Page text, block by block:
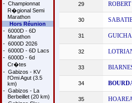
- Championnat
R�gional Semi
Marathon
Hors Réunion
- 6000D - 6D
Marathon
- 6000D 2026
- 6000D - 6D Lacs
- 6000D - 6d
Cr�tes
- Gabizos - KV
l'Omi Agut (3.5
km)
- Gabizos - La
Berbeillet (20 km)
29 ROBERT
30
31
32
33
34
35